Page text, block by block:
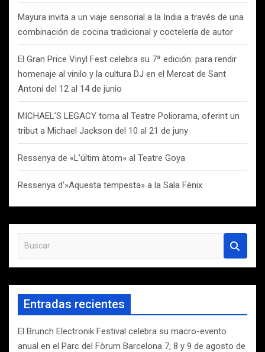
Mayura invita a un viaje sensorial a la India a través de una
combinación de cocina tradicional y coctelería de autor
El Gran Price Vinyl Fest celebra su 7ª edición: para rendir
homenaje al vinilo y la cultura DJ en el Mercat de Sant
Antoni del 12 al 14 de junio
MICHAEL’S LEGACY torna al Teatre Poliorama, oferint un
tribut a Michael Jackson del 10 al 21 de juny
Ressenya de «L’últim àtom» al Teatre Goya
Ressenya d'»Aquesta tempesta» a la Sala Fènix
s
c
r
Entradas recientes
El Brunch Electronik Festival celebra su macro-evento
anual en el Parc del Fòrum Barcelona 7, 8 y 9 de agosto de